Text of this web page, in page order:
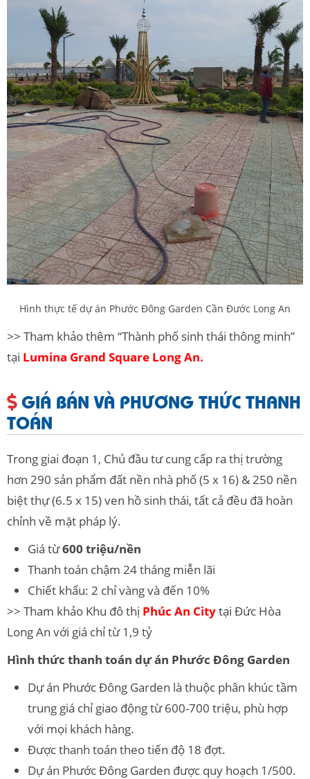
Hình thực tế dự án Phước Đông Garden Cần Đước Long An
>> Tham khảo thêm “Thành phố sinh thái thông minh”
tại Lumina Grand Square Long An.
GIÁ BÁN VÀ PHƯƠNG THỨC THANH
TOÁN
Trong giai đoạn 1, Chủ đầu tư cung cấp ra thị trường
hơn 290 sản phẩm đất nền nhà phố (5 x 16) & 250 nền
biệt thự (6.5 x 15) ven hồ sinh thái, tất cả đều đã hoàn
chỉnh về mặt pháp lý.
Giá từ600 triệu/nền
Thanh toán chậm 24 tháng miễn lãi
Chiết khấu: 2 chỉ vàng và đến 10%
>> Tham khảo Khu đô thị Phúc An Citytại Đức Hòa
Long An với giá chỉ từ 1,9 tỷ
Hình thức thanh toán dự án Phước Đông Garden
Dự án Phước Đông Garden là thuộc phân khúc tầm
trung giá chỉ giao động từ 600-700 triệu, phù hợp
với mọi khách hàng.
Được thanh toán theo tiến độ 18 đợt.
Dự án Phước Đông Garden được quy hoạch 1/500.